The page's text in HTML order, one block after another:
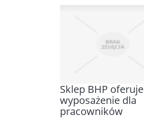
Sklep BHP oferuje
wyposażenie dla
pracowników